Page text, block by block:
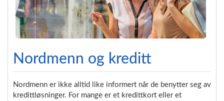
Nordmenn og kreditt
Nordmenn er ikke alltid like informert når de benytter seg av
kredittløsninger. For mange er et kredittkort eller et